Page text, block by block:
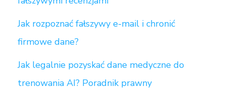
Jak rozpoznać fałszywy e-mail i chronić
firmowe dane?
Jak legalnie pozyskać dane medyczne do
trenowania AI? Poradnik prawny